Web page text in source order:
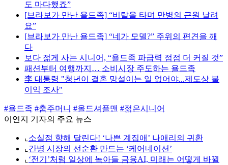
도 마다했죠”
[브라보가 만난 욜드족] “비탈을 타며 만병의 근원 날려
요”
[브라보가 만난 욜드족] “네가 모델?” 주위의 편견을 깨
다
보다 젊게 사는 시니어, “욜드족 파급력 점점 더 커질 것”
패션부터 여행까지… 소비시장 주도하는 욜드족
李 대통령 "청년이 결혼 망설이는 일 없어야...제도상 불
이익 조사"
#욜드족 #춤주머니 #올드셔플맨 #젊은시니어
이연지 기자의 주요 뉴스
⌞ 소실점 향해 달린다! ‘나쁜 계집애’ 나애리의 귀환
⌞ 간병 시장의 선순환 만드는 ‘케어네이션’
⌞ ‘전기’처럼 일상에 녹아들 금융AI, 미래는 어떻게 바뀔